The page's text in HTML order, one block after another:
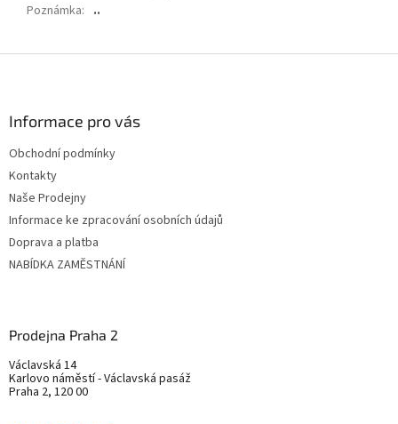
Poznámka: ..
Informace pro vás
Obchodní podmínky
Kontakty
Naše Prodejny
Informace ke zpracování osobních údajů
Doprava a platba
NABÍDKA ZAMĚSTNÁNÍ
Prodejna Praha 2
Václavská 14
Karlovo náměstí - Václavská pasáž
Praha 2, 120 00